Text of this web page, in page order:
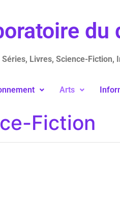
Séries, Livres, Science-
Arts
Fiction